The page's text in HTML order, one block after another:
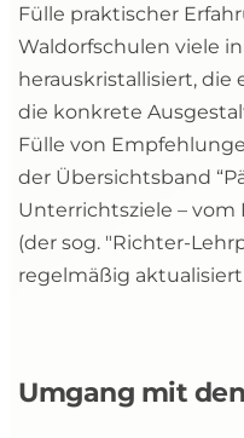
Fülle praktischer
Waldorfschulen viele
herauskristallisiert, die
die konkrete
Fülle von
der Übersichtsband
Unterrichtsziele – vom
(der sog. "Richter-
regelmäßig
Umgang mit